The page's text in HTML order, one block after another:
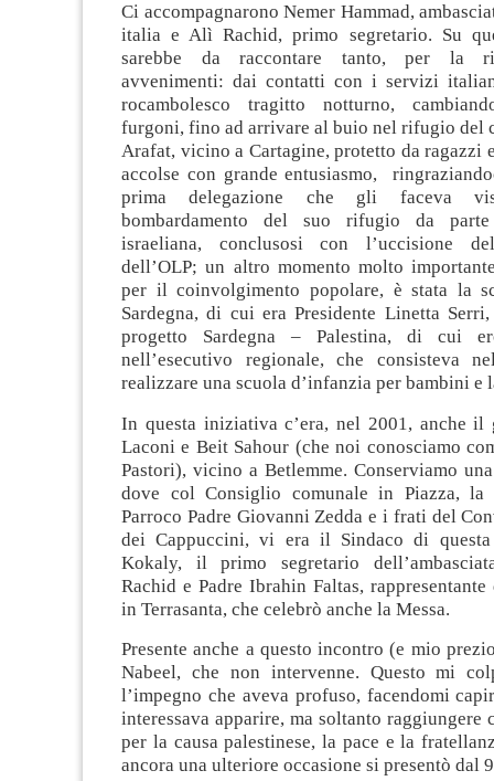
Ci accompagnarono Nemer Hammad,
italia e Alì Rachid, primo segretario. Su
sarebbe da raccontare tanto, per la
avvenimenti: dai contatti con i servizi
rocambolesco tragitto notturno,
furgoni, fino ad arrivare al buio nel rifugio del
Arafat, vicino a Cartagine, protetto da ragazzi
accolse con grande entusiasmo,
prima delegazione che gli faceva
bombardamento del suo rifugio da parte
israeliana, conclusosi con l’uccisione
dell’OLP; un altro momento molto
per il coinvolgimento popolare, è stata la
Sardegna, di cui era Presidente Linetta
progetto Sardegna – Palestina, di cui
nell’esecutivo regionale, che consisteva
realizzare una scuola d’infanzia per bambini e
In questa iniziativa c’era, nel 2001, anche il
Laconi e Beit Sahour (che noi conosciamo
Pastori), vicino a Betlemme. Conserviamo
dove col Consiglio comunale in Piazza, la
Parroco Padre Giovanni Zedda e i frati del
dei Cappuccini, vi era il Sindaco di questa
Kokaly, il primo segretario
Rachid e Padre Ibrahin Faltas, rappresentante
in Terrasanta, che celebrò anche la Messa.
Presente anche a questo incontro (e mio
Nabeel, che non intervenne. Questo mi
l’impegno che aveva profuso, facendomi
interessava apparire, ma soltanto
per la causa palestinese, la pace e la
ancora una ulteriore occasione si presentò dal